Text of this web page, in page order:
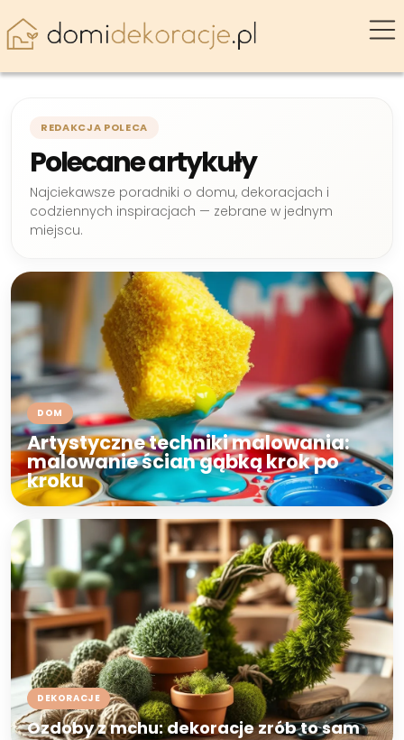
REDAKCJA POLECA
Polecane artykuły
Najciekawsze poradniki o domu, dekoracjach i
codziennych inspiracjach — zebrane w jednym
miejscu.
DOM
Artystyczne techniki malowania:
malowanie ścian gąbką krok po
kroku
DEKORACJE
Ozdoby z mchu: dekoracje zrób to sam